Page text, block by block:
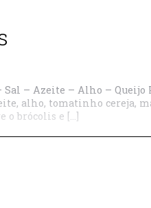
– Azeite – Alho – Queijo
alho, tomatinho cereja,
o brócolis e […]